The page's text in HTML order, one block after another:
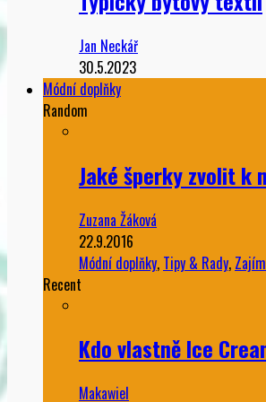
Jan Neckář
30.5.2023
Módní doplňky
Random
Jaké šperky zvolit k
Zuzana Žáková
22.9.2016
Módní doplňky, Tipy & Rady,
Recent
Kdo vlastně Ice
Makawiel